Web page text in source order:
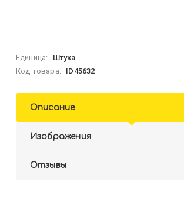
Единица:
Штука
Код товара:
ID45632
Описание
Изображения
Отзывы